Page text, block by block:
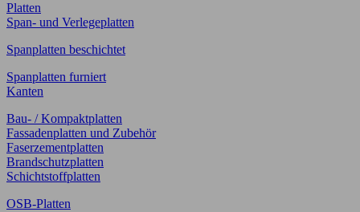
Platten
Span- und Verlegeplatten
Spanplatten beschichtet
Spanplatten furniert
Kanten
Bau- / Kompaktplatten
Fassadenplatten und Zubehör
Faserzementplatten
Brandschutzplatten
Schichtstoffplatten
OSB-Platten